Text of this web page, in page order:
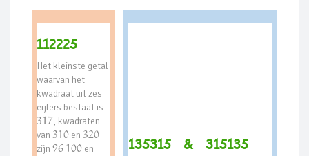
112225
Het kleinste getal
waarvan het
kwadraat uit zes
cijfers bestaat is
317, kwadraten
van 310en 320
zijn 96 100 en 135315 & 315135